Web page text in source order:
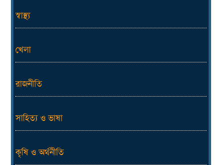
স্বাস্থ্য
খেলা
রাজনীতি
সাহিত্য ও ভাষা
কৃষি ও অর্থনীতি